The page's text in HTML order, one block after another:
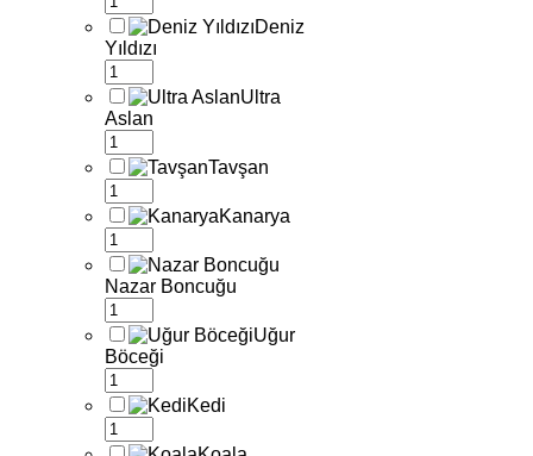
Deniz
Yıldızı
Ultra
Aslan
Tavşan
Kanarya
Nazar Boncuğu
Uğur
Böceği
Kedi